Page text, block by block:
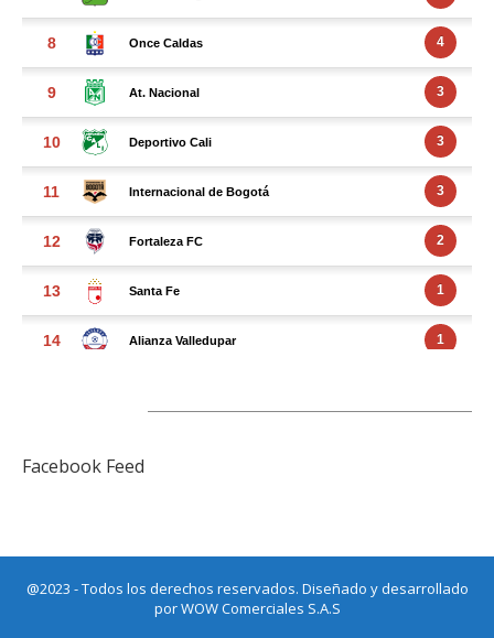
Facebook Feed
@2023 - Todos los derechos reservados. Diseñado y desarrollado
porWOW Comerciales S.A.S